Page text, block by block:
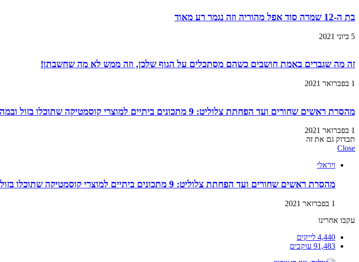
בת ה-12 שמרה סוד אפל מהוריה וזה נגמר רע מאוד
5 ביוני 2021
זה מה שגברים באמת חושבים כשהם מסתכלים על הגוף שלכן, וזה ממש לא מה שחשבתן!
1 בפברואר 2021
מהסרת ראשים שחורים ועד הפחתת צלוליט: 9 מתכונים ביתיים למוצרי קוסמטיקה שתוכלו בזול ובמהירות!
1 בפברואר 2021
תבדוק גם את זה
Close
ויראלי
מהסרת ראשים שחורים ועד הפחתת צלוליט: 9 מתכונים ביתיים למוצרי קוסמטיקה שתוכלו בזול ובמהירות!
1 בפברואר 2021
עקבו אחרינו
4,440 לייקים
91,483 עוקבים